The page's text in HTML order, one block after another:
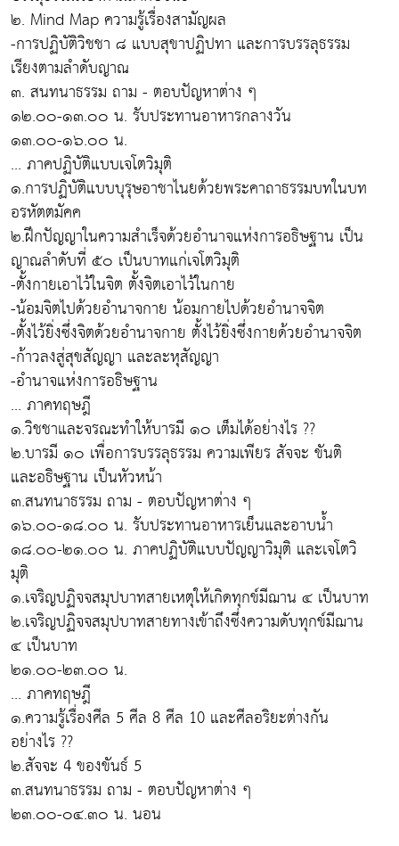
๒. Mind Map ความรู้เรื่องสามัญผล
-การปฏิบัติวิชชา ๘ แบบสุขาปฏิปทา และการบรรลุธรรม
เรียงตามลำดับญาณ
๓. สนทนาธรรม ถาม - ตอบปัญหาต่าง ๆ
๑๒.๐๐-๑๓.๐๐ น. รับประทานอาหารกลางวัน
๑๓.๐๐-๑๖.๐๐ น.
... ภาคปฏิบัติแบบเจโตวิมุติ
๑.การปฏิบัติแบบบุรุษอาชาไนยด้วยพระคาถาธรรมบทในบท
อรหัตตมัคค
๒.ฝึกปัญญาในความสำเร็จด้วยอำนาจแห่งการอธิษฐาน เป็น
ญาณลำดับที่ ๕๐ เป็นบาทแก่เจโตวิมุติ
-ตั้งกายเอาไว้ในจิต ตั้งจิตเอาไว้ในกาย
-น้อมจิตไปด้วยอำนาจกาย น้อมกายไปด้วยอำนาจจิต
-ตั้งไว้ยิ่งซึ่งจิตด้วยอำนาจกาย ตั้งไว้ยิ่งซึ่งกายด้วยอำนาจจิต
-ก้าวลงสู่สุขสัญญา และละหุสัญญา
-อำนาจแห่งการอธิษฐาน
... ภาคทฤษฎี
๑.วิชชาและจรณะทำให้บารมี ๑๐ เต็มได้อย่างไร ??
๒.บารมี ๑๐ เพื่อการบรรลุธรรม ความเพียร สัจจะ ขันติ
และอธิษฐาน เป็นหัวหน้า
๓.สนทนาธรรม ถาม - ตอบปัญหาต่าง ๆ
๑๖.๐๐-๑๘.๐๐ น. รับประทานอาหารเย็นและอาบน้ำ
๑๘.๐๐-๒๑.๐๐ น. ภาคปฏิบัติแบบปัญญาวิมุติ และเจโตวิ
มุติ
๑.เจริญปฏิจจสมุปบาทสายเหตุให้เกิดทุกข์มีฌาน ๔ เป็นบาท
๒.เจริญปฏิจจสมุปบาทสายทางเข้าถึงซึ่งความดับทุกข์มีฌาน
๔ เป็นบาท
๒๑.๐๐-๒๓.๐๐ น.
... ภาคทฤษฎี
๑.ความรู้เรื่องศีล 5 ศีล 8 ศีล 10 และศีลอริยะต่างกัน
อย่างไร ??
๒.สัจจะ 4 ของขันธ์ 5
๓.สนทนาธรรม ถาม - ตอบปัญหาต่าง ๆ
๒๓.๐๐-๐๔.๓๐ น. นอน